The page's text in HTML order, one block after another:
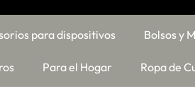
para dispositivos Bolsos y
Para el Hogar Ropa de